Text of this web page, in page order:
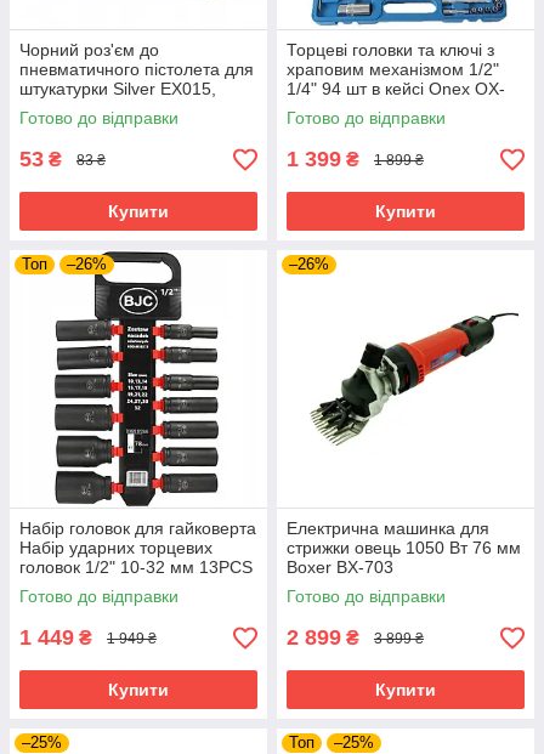
Чорний роз'єм до
пневматичного пістолета для
штукатурки Silver EX015,
фітинг для підключення
повітря
Готово до відправки
53 ₴ 83 ₴
Купити
Торцеві головки та ключі з
храповим механізмом 1/2"
1/4" 94 шт в кейсі Onex OX-
249M набір торцевих ключів
Готово до відправки
1 399 ₴ 1 899 ₴
Купити
Топ –26%
Набір головок для гайковерта
Набір ударних торцевих
головок 1/2" 10-32 мм 13PCS
BJC /довгі/. M58272
Готово до відправки
1 449 ₴ 1 949 ₴
Купити
–26%
Електрична машинка для
стрижки овець 1050 Вт 76 мм
Boxer BX-703
електротриммер для стрижки
худоби тварин
Готово до відправки
2 899 ₴ 3 899 ₴
Купити
–25% Топ –25%